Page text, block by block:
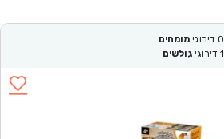
0 דירוגי מומחים
1 דירוגי גולשים